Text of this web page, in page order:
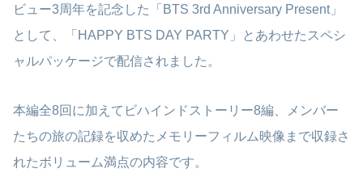
ビュー3周年を記念した「BTS 3rd Anniversary Present」
として、「HAPPY BTS DAY PARTY」とあわせたスペシ
ャルパッケージで配信されました。
本編全8回に加えてビハインドストーリー8編、メンバー
たちの旅の記録を収めたメモリーフィルム映像まで収録さ
れたボリューム満点の内容です。